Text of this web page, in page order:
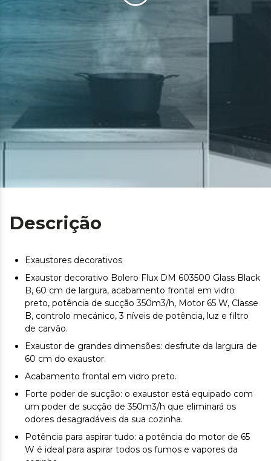
Descrição
Exaustores decorativos
Exaustor decorativo Bolero Flux DM 603500 Glass Black
B, 60 cm de largura, acabamento frontal em vidro
preto, potência de sucção 350m3/h, Motor 65 W, Classe
B, controlo mecánico, 3 níveis de potência, luz e filtro
de carvão.
Exaustor de grandes dimensões: desfrute da largura de
60 cm do exaustor.
Acabamento frontal em vidro preto.
Forte poder de sucção: o exaustor está equipado com
um poder de sucção de 350m3/h que eliminará os
odores desagradáveis da sua cozinha.
Potência para aspirar tudo: a potência do motor de 65
W é ideal para aspirar todos os fumos e vapores da